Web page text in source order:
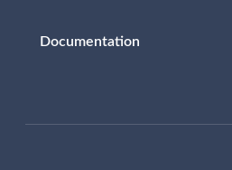
Documentation